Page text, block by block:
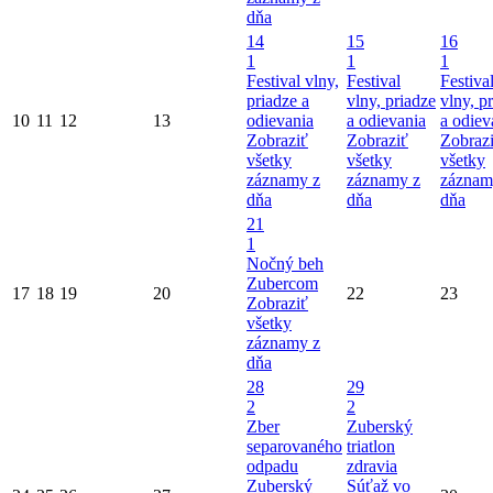
dňa
10 11 12 13
14
1
Festival vlny,
priadze a
odievania
Zobraziť
všetky
záznamy z
dňa
15
1
Festival
vlny, priadze
a odievania
Zobraziť
všetky
záznamy z
dňa
16
1
Festival
vlny,
a
všetky
dňa
17 18 19 20
21
1
Nočný beh
Zubercom
Zobraziť
všetky
záznamy z
dňa
22 23
28
2
Zber
separovaného
odpadu
Zuberský
29
2
Zuberský
triatlon
zdravia
Súťaž vo